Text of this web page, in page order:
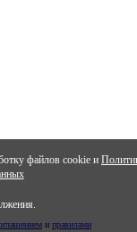
файлов cookie и
и правилами